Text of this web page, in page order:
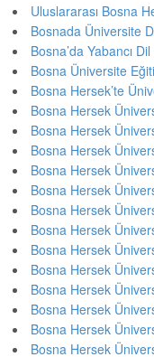
Uluslararası Bosna
Bosnada Üniversite
Bosna’da Yabancı
Bosna Üniversite
Bosna Hersek’te
Bosna Hersek
Bosna Hersek
Bosna Hersek
Bosna Hersek
Bosna Hersek
Bosna Hersek
Bosna Hersek
Bosna Hersek
Bosna Hersek
Bosna Hersek
Bosna Hersek
Bosna Hersek
Bosna Hersek